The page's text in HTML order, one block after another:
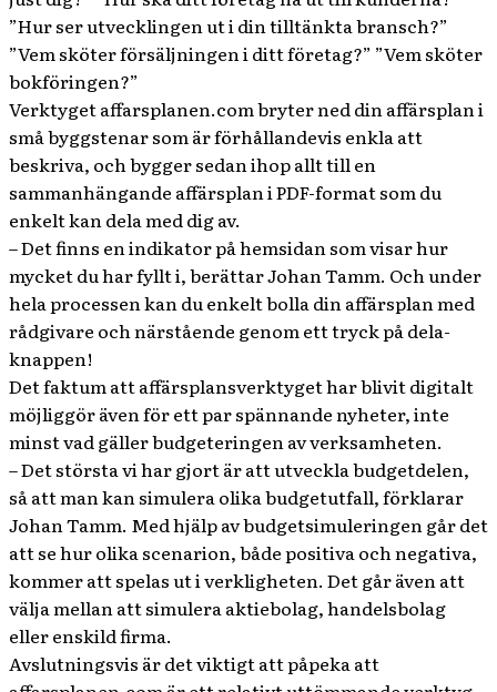
”Hur ser utvecklingen ut i din tilltänkta bransch?”
”Vem sköter försäljningen i ditt företag?” ”Vem sköter
bokföringen?”
Verktyget affarsplanen.com bryter ned din affärsplan i
små byggstenar som är förhållandevis enkla att
beskriva, och bygger sedan ihop allt till en
sammanhängande affärsplan i PDF-format som du
enkelt kan dela med dig av.
– Det finns en indikator på hemsidan som visar hur
mycket du har fyllt i, berättar Johan Tamm. Och under
hela processen kan du enkelt bolla din affärsplan med
rådgivare och närstående genom ett tryck på dela-
knappen!
Det faktum att affärsplansverktyget har blivit digitalt
möjliggör även för ett par spännande nyheter, inte
minst vad gäller budgeteringen av verksamheten.
– Det största vi har gjort är att utveckla budgetdelen,
så att man kan simulera olika budgetutfall, förklarar
Johan Tamm. Med hjälp av budgetsimuleringen går det
att se hur olika scenarion, både positiva och negativa,
kommer att spelas ut i verkligheten. Det går även att
välja mellan att simulera aktiebolag, handelsbolag
eller enskild firma.
Avslutningsvis är det viktigt att påpeka att